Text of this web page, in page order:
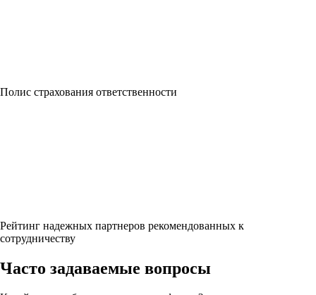
Полис страхования ответственности
Рейтинг надежных партнеров рекомендованных к
сотрудничеству
Часто задаваемые вопросы